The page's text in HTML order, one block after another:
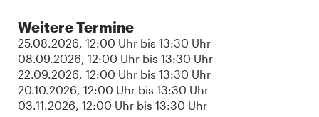
Weitere Termine
25.08.2026, 12:00 Uhr bis 13:30 Uhr
08.09.2026, 12:00 Uhr bis 13:30 Uhr
22.09.2026, 12:00 Uhr bis 13:30 Uhr
20.10.2026, 12:00 Uhr bis 13:30 Uhr
03.11.2026, 12:00 Uhr bis 13:30 Uhr